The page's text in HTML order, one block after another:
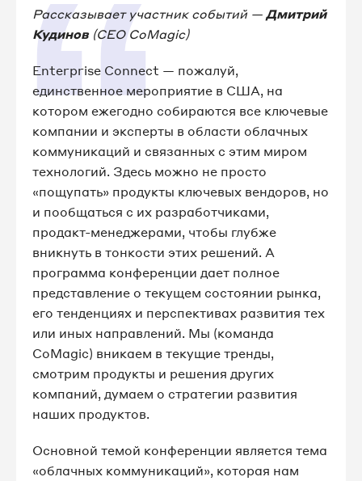
Рассказывает участник событий — Дмитрий
Кудинов(CEO CoMagic)
Enterprise Connect — пожалуй,
единственное мероприятие в США, на
котором ежегодно собираются все ключевые
компании и эксперты в области облачных
коммуникаций и связанных с этим миром
технологий. Здесь можно не просто
«пощупать» продукты ключевых вендоров, но
и пообщаться с их разработчиками,
продакт-менеджерами, чтобы глубже
вникнуть в тонкости этих решений. А
программа конференции дает полное
представление о текущем состоянии рынка,
его тенденциях и перспективах развития тех
или иных направлений. Мы (команда
CoMagic) вникаем в текущие тренды,
смотрим продукты и решения других
компаний, думаем о стратегии развития
наших продуктов.
Основной темой конференции является тема
«облачных коммуникаций», которая нам